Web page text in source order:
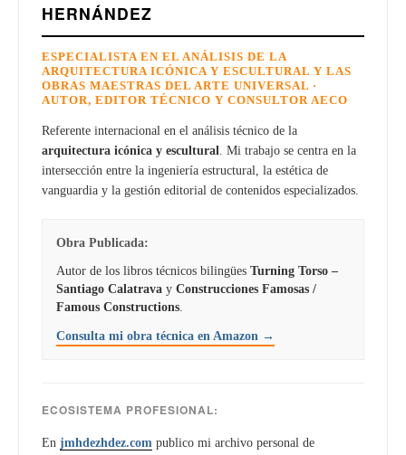
HERNÁNDEZ
ESPECIALISTA EN EL ANÁLISIS DE LA
ARQUITECTURA ICÓNICA Y ESCULTURAL Y LAS
OBRAS MAESTRAS DEL ARTE UNIVERSAL ·
AUTOR, EDITOR TÉCNICO Y CONSULTOR AECO
Referente internacional en el análisis técnico de la
arquitectura icónica y escultural. Mi trabajo se centra en la
intersección entre la ingeniería estructural, la estética de
vanguardia y la gestión editorial de contenidos especializados.
Obra Publicada:
Autor de los libros técnicos bilingües Turning Torso –
Santiago Calatrava y Construcciones Famosas /
Famous Constructions.
Consulta mi obra técnica en Amazon →
ECOSISTEMA PROFESIONAL:
En jmhdezhdez.com publico mi archivo personal de